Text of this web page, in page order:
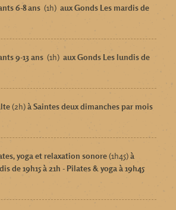
6-8 ans(1h) aux Gonds Les mardis de
9-13 ans(1h) aux Gonds Les lundis de
(2h)à Saintes deux dimanches par mois
yoga et relaxation sonore(1h45)à
de 19h15 à 21h - Pilates & yoga à 19h45